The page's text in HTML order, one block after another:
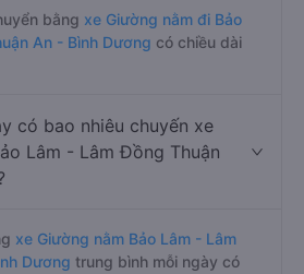
bằng xe Giường nằm đi Bảo
An - Bình Dương có chiều dài
có bao nhiêu chuyến xe
Lâm - Lâm Đồng Thuận
xe Giường nằm Bảo Lâm - Lâm
Dương trung bình mỗi ngày có